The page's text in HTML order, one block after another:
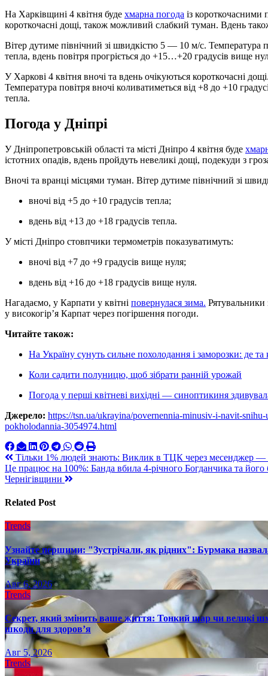
На Харківщині 4 квітня буде хмарна погода із короткочасними
короткочасні дощі, також можливий слабкий туман. Вдень
Вітер дутиме північний зі швидкістю 5 — 10 м/с. Температура
тепла, вдень повітря прогріється до +15…+20 градусів вище
У Харкові 4 квітня вночі та вдень очікуються короткочасні
Температура повітря вночі коливатиметься від +8 до +10
тепла.
Погода у Дніпрі
У Дніпропетровській області та місті Дніпро 4 квітня буде
істотних опадів, вдень пройдуть невеликі дощі, подекуди з
Вночі та вранці місцями туман. Вітер дутиме північний зі
вночі від +5 до +10 градусів тепла;
вдень від +13 до +18 градусів тепла.
У місті Дніпро стовпчики термометрів показуватимуть:
вночі від +7 до +9 градусів вище нуля;
вдень від +16 до +18 градусів вище нуля.
Нагадаємо, у Карпати у квітні повернулася зима. Рятувальники
у високогір’я Карпат через погіршення погоди.
Читайте також:
На Україну сунуть сильне похолодання і заморозки: де
Коли садити полуницю, щоб зібрати ранній урожай
Погода у перші квітневі вихідні — синоптикиня
Джерело: https://tsn.ua/ukrayina/povernennia-minusiv-i-navit-
pokholodannia-3054974.html
Навигация
по
Тільки 1% людей знають: Виклик в ТЦК через месенджер —
Це працює на 100%: Банда вбила 4-річного Богданчика та його
Чернігівщини
Related Post
Trends
Узнайте першими: "Зустрічали, як рідних": Бурмака
України
Авг 6, 2026
Trends
Секрет, який змінить ваше життя: Тонкий шар чи великі
шкоди для здоров’я
Авг 5, 2026
Trends